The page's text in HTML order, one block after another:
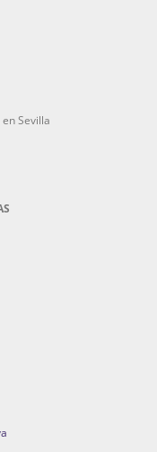
Sevilla